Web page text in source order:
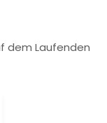
dem Laufenden